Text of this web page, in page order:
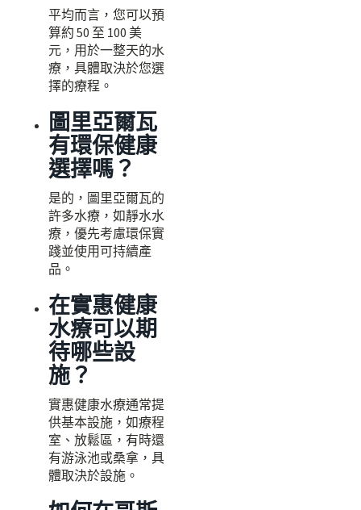
平均而言，您可以預
算約 50 至 100 美
元，用於一整天的水
療，具體取決於您選
擇的療程。
圖里亞爾瓦
有環保健康
選擇嗎？
是的，圖里亞爾瓦的
許多水療，如靜水水
療，優先考慮環保實
踐並使用可持續產
品。
在實惠健康
水療可以期
待哪些設
施？
實惠健康水療通常提
供基本設施，如療程
室、放鬆區，有時還
有游泳池或桑拿，具
體取決於設施。